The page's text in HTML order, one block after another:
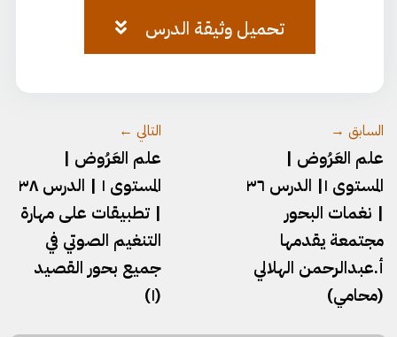
تحميل وثيقة الدرس
السابق →
علم العَرُوض |
المستوى ١| الدرس ٣٦
| نغمات البحور
مجتمعة يقدمها
أ.عبدالرحمن الهلالي
(محامي)
التالي ←
علم العَرُوض |
المستوى ١ | الدرس ٣٨
| تطبيقات على مهارة
التنغيم الصوتي في
جميع بحور القصيد
(١)